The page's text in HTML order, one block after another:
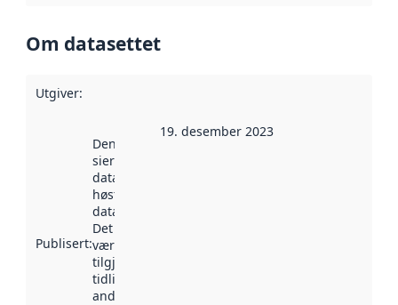
Om datasettet
Utgiver:
Publisert:
Denne datoen
sier når
datasettet ble
høstet av
data.norge.no.
Det kan ha
vært
tilgjengelig
tidligere
andre steder.
19. desember 2023